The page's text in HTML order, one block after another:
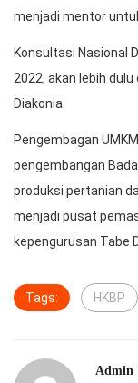
menjadi mentor
Konsultasi Nasional
2022, akan lebih
Diakonia.
Pengembagan
pengembangan
produksi pertanian
menjadi pusat
kepengurusan Tabe
Tags: HKBP
Admin